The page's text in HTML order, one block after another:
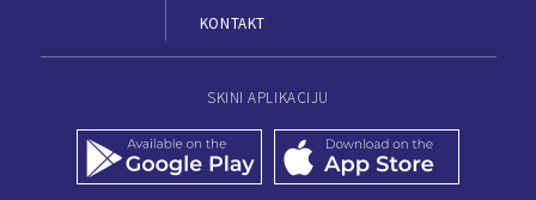
KONTAKT
SKINI APLIKACIJU